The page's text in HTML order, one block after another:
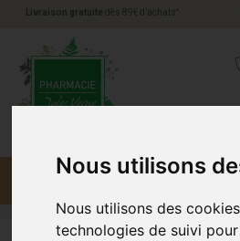
Nous utilisons
Nous utilisons des
technologies de suivi
Livraison gratuite dès 89€ d’achats *
Menu